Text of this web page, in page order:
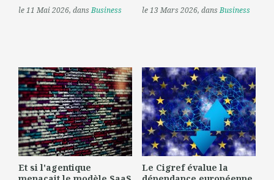
le 11 Mai 2026, dansBusiness le 13 Mars 2026, dansBusiness
Et si l'agentique
Le Cigref évalue la